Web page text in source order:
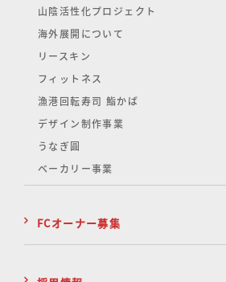
山陰活性化プロジェクト
海外展開について
リースキン
フィットネス
漁港回転寿司 鮨かば
デザイン制作事業
うなぎ圓
ベーカリー事業
FCオーナー募集